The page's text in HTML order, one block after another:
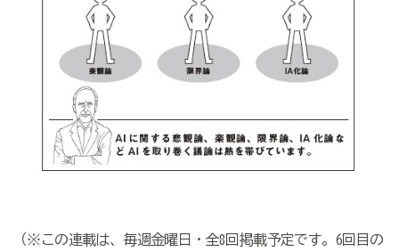
（※この連載は、毎週金曜日・全8回掲載予定です。6回目の